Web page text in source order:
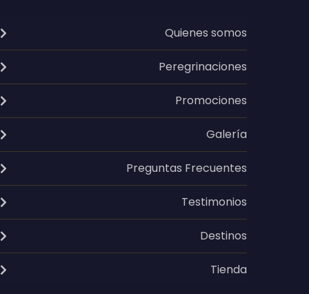
Quienes somos
Peregrinaciones
Promociones
Galería
Preguntas Frecuentes
Testimonios
Destinos
Tienda